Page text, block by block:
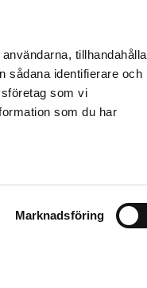
tillhandahålla
sådana identifierare och
som vi
som du har
Marknadsföring
kunskap om
de frostigaste